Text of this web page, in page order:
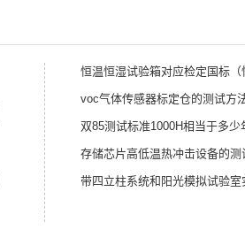
恒温恒湿试验箱对应检定国标（
voc气体传感器标定仓的测试方
双85测试标准1000H相当于多少
存储芯片高低温热冲击设备的测
带四立柱系统和阳光模拟试验